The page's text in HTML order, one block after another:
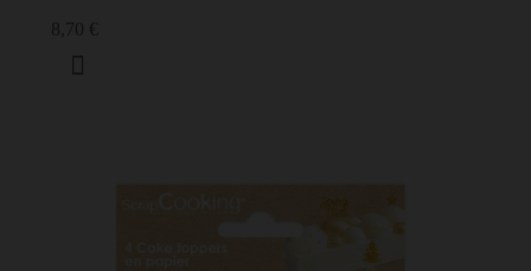
8,70 €